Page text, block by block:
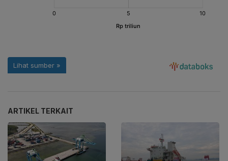
ARTIKEL TERKAIT